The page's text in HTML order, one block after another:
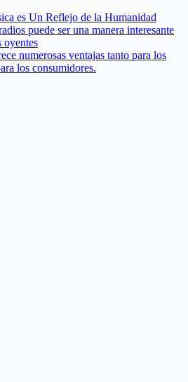
es Un Reflejo de la Humanidad
puede ser una manera interesante
oyentes
numerosas ventajas tanto para los
los consumidores.